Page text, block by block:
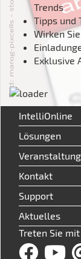
Trends
Tipps und
Wirken
Exklusive
IntelliOnline
Lösungen
Kontakt
Support
Aktuelles
Treten Sie